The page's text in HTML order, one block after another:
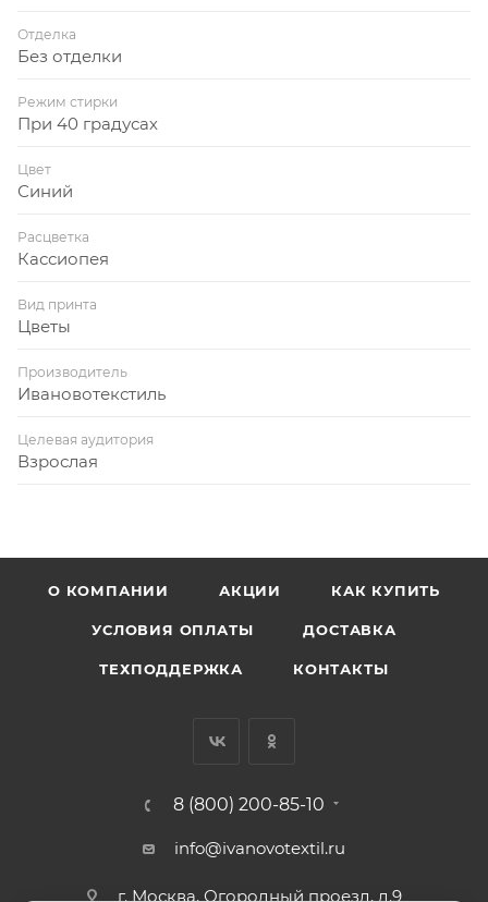
Отделка
Без отделки
Режим стирки
При 40 градусах
Цвет
Синий
Расцветка
Кассиопея
Вид принта
Цветы
Производитель
Ивановотекстиль
Целевая аудитория
Взрослая
О КОМПАНИИ АКЦИИ КАК КУПИТЬ
УСЛОВИЯ ОПЛАТЫ ДОСТАВКА
ТЕХПОДДЕРЖКА КОНТАКТЫ
8 (800) 200-85-10
info@ivanovotextil.ru
г. Москва, Огородный проезд, д.9